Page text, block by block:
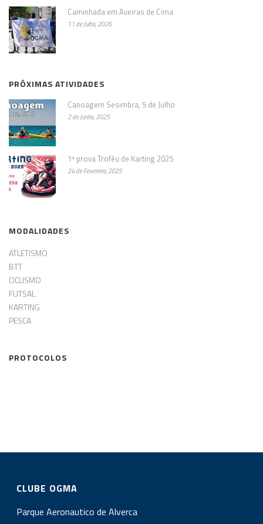
Caminhada em Aveiras de Cima
11 de Julho, 2026
PRÓXIMAS ATIVIDADES
Canoagem Sesimbra, 5 de Julho
2 de Junho, 2025
1ª prova Troféu de Karting 2025
24 de Fevereiro, 2025
MODALIDADES
ATLETISMO
BTT
CICLISMO
FUTSAL
KARTING
PESCA
PROTOCOLOS
CLUBE OGMA
Parque Aeronautico de Alverca